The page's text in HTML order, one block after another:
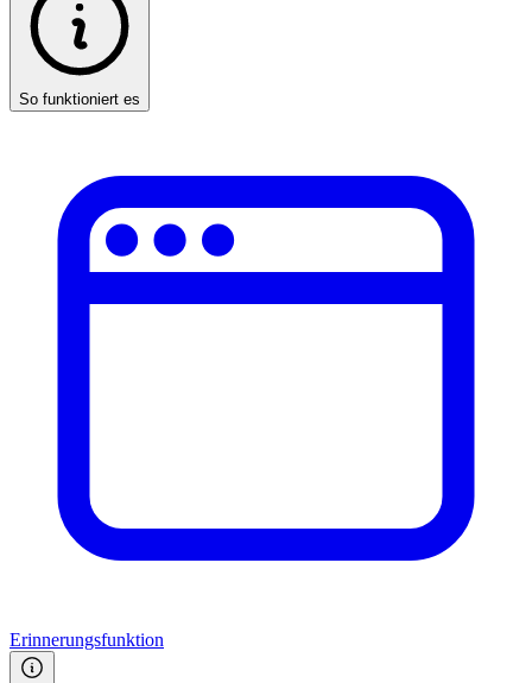
So funktioniert es
Erinnerungsfunktion